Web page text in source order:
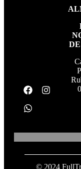
© 2024